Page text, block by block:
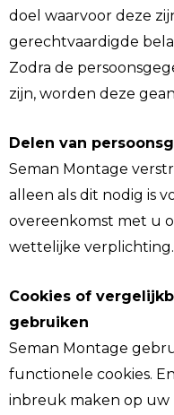
doel waarvoor deze
gerechtvaardigde
Zodra de
zijn, worden deze
Delen van
Seman Montage
alleen als dit nodig is
overeenkomst met u
wettelijke verplichting.
Cookies of
gebruiken
Seman Montage
functionele cookies.
inbreuk maken op uw